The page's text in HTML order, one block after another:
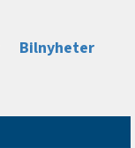
Bilnyheter